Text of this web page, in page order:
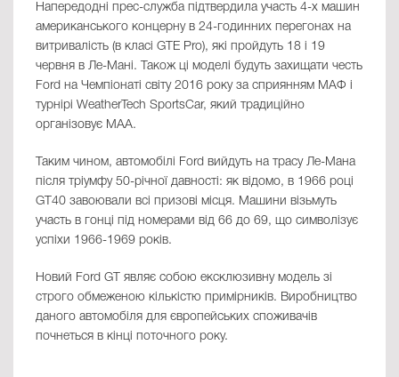
Напередодні прес-служба підтвердила участь 4-х машин
американського концерну в 24-годинних перегонах на
витривалість (в класі GTE Pro), які пройдуть 18 і 19
червня в Ле-Мані. Також ці моделі будуть захищати честь
Ford на Чемпіонаті світу 2016 року за сприянням МАФ і
турнірі WeatherTech SportsCar, який традиційно
організовує МАА.
Таким чином, автомобілі Ford вийдуть на трасу Ле-Мана
після тріумфу 50-річної давності: як відомо, в 1966 році
GT40 завоювали всі призові місця. Машини візьмуть
участь в гонці під номерами від 66 до 69, що символізує
успіхи 1966-1969 років.
Новий Ford GT являє собою ексклюзивну модель зі
строго обмеженою кількістю примірників. Виробництво
даного автомобіля для європейських споживачів
почнеться в кінці поточного року.